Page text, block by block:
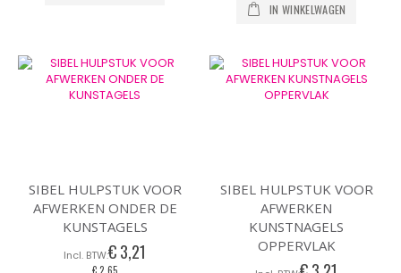
IN WINKELWAGEN
SIBEL HULPSTUK VOOR
AFWERKEN ONDER DE
KUNSTAGELS
€ 3,21
SIBEL HULPSTUK VOOR
AFWERKEN
KUNSTNAGELS
OPPERVLAK